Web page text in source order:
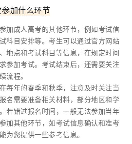
加什么环节
加成人高考的其他环节，例如考试信
科目安排等。考生可以通过官方网站
地点和考试科目等信息，在规定时间
参加考试。考试结束后，还需要关注
流程。
每年的春季和秋季，注意及时关注当
名需要准备相关材料，部分地区和学
若错过报名时间，一般无法参加当年
加其他环节，如考试信息确认和准考
为您提供一些参考信息。